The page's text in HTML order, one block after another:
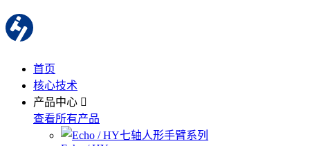
首页
核心技术
产品中心
查看所有产品